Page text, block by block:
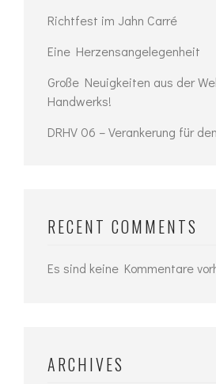
Richtfest im Jahn Carré
Eine Herzensangelegenheit
Große Neuigkeiten aus der
Handwerks!
DRHV 06 – Verankerung für
RECENT COMMENTS
Es sind keine Kommentare
ARCHIVES